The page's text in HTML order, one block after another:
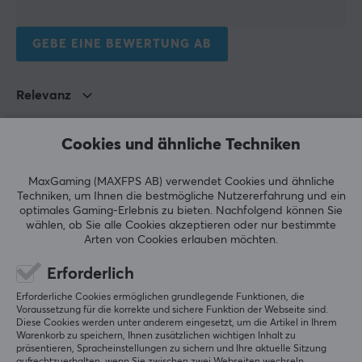
zahlreiche Unterhersteller wie Nordic Home Culture,
STREETZ und Deltaco Smart Home. Im Jahr 2017
sich ausschließlich auf die Entwicklung von Gaming-
EIGENSCHAFTEN
Farbe
Weiß
GARANTIE
Herstellergarantie
1 jahr garantie
GEBE EINE BEWERTUNG AB
Relevanz
Level 5
Ganking Scout
Das Produkt ist wirklich toll, aber die Lieferzeit war
fast unverschämt lang – es dauerte 16 Tage von der
Bestellung bis das Paket im Briefkasten lag, obwohl
Wählen Sie einen anderen Verkäufer, wenn es eilig
ist.
Original anzeigen
Deltaco Netzkabel 0.5m Weiß
vor 3 Monaten
Cookies und ähnliche Techniken
MaxGaming (MAXFPS AB) verwendet Cookies und ähnliche
Techniken, um Ihnen die bestmögliche Nutzererfahrung und ein
optimales Gaming-Erlebnis zu bieten.
Nachfolgend können Sie
wählen, ob Sie alle Cookies akzeptieren oder nur bestimmte
Arten von Cookies erlauben möchten.
Erforderlich
Erforderliche Cookies ermöglichen grundlegende Funktionen, die
Voraussetzung für die korrekte und sichere Funktion der Webseite sind.
Diese Cookies werden unter anderem eingesetzt, um die Artikel in Ihrem
Warenkorb zu speichern, Ihnen zusätzlichen wichtigen Inhalt zu
präsentieren, Spracheinstellungen zu sichern und Ihre aktuelle Sitzung